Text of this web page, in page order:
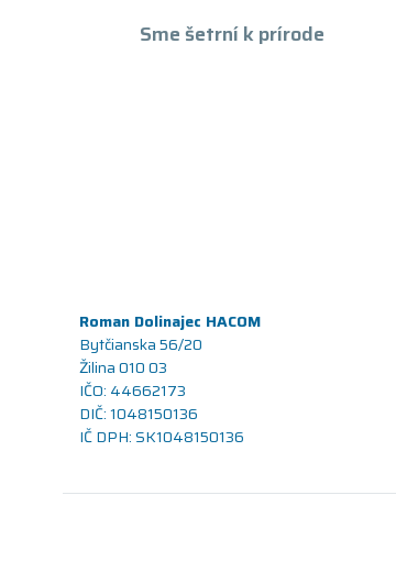
Sme šetrní k prírode
Roman Dolinajec HACOM
Bytčianska 56/20
Žilina 010 03
IČO: 44662173
DIČ: 1048150136
IČ DPH: SK1048150136